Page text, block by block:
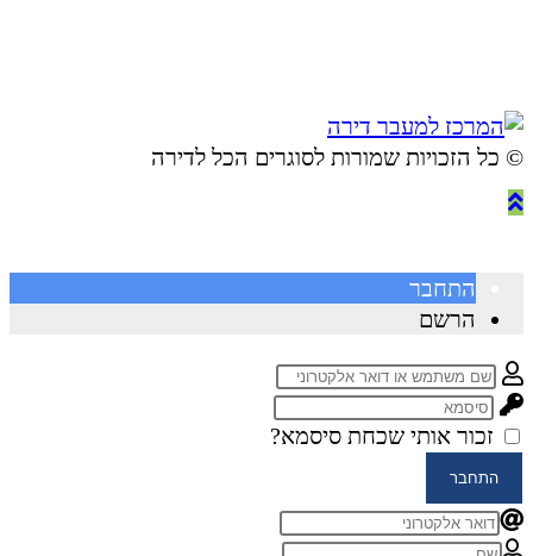
© ​כל הזכויות שמורות לסוגרים הכל לדירה
התחבר
הרשם
זכור אותי שכחת סיסמא?
התחבר